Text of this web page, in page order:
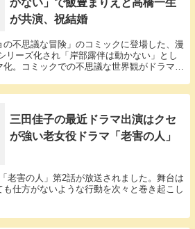
かない」で飯豊まりえと高橋一生
が共演、祝結婚
不思議な冒険」のコミックに登場した、漫
リーズ化され「岸部露伴は動かない」とし
。コミックでの不思議な世界観がドラマで
三田佳子の最近ドラマ出演はクセ
が強い老女役ドラマ「老害の人」
老害の人」第2話が放送されました。舞台は
仕方がないような行動を次々と巻き起こし